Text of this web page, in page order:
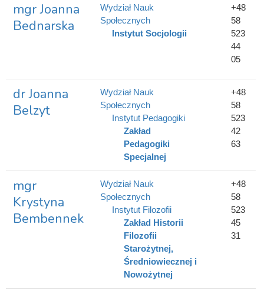
mgr Joanna
Bednarska
+48
58
523
44
05
Wydział Nauk
Społecznych
Instytut Socjologii
dr Joanna
Belzyt
+48
58
523
42
63
Wydział Nauk
Społecznych
Instytut Pedagogiki
Zakład
Pedagogiki
Specjalnej
mgr
Krystyna
Bembennek
+48
58
523
45
31
Wydział Nauk
Społecznych
Instytut Filozofii
Zakład Historii
Filozofii
Starożytnej,
Średniowiecznej i
Nowożytnej